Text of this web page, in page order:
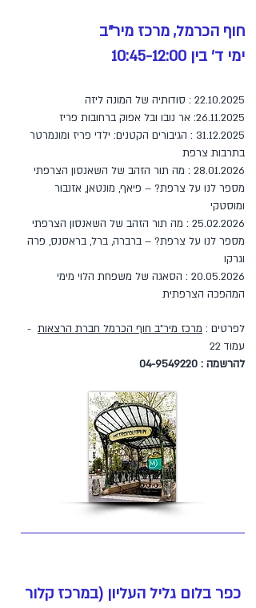
חוף הכרמל, מרכז מיר"ב
ימי ד' בין 10:45-12:00
22.10.2025 : סודותיה של המונה ליזה
26.11.2025: אר נובו ובל אפוק ברחובות פריז
31.12.2025 : הגיבורים הקטנים: ילדי פריז ומונמרטר
בתרבות צרפת
28.01.2026 : מה תור הזהב של השאנסון הצרפתי
מספר לנו על צרפת? – פיאף, מונטאן, אזנבור
ומוסטקי
25.02.2026 : מה תור הזהב של השאנסון הצרפתי
מספר לנו על צרפת? – ברברה, ברל, בראסנס, פרה
וגרקו
20.05.2026 : הסאגה של משפחת הלוי מימי
המהפכה הצרפתית
לפרטים : מרכז מיר"ב חוף הכרמל חברת הרצאות -
עמוד 22
להרשמה : 04-9549220
כפר בלום גליל העליון (במרכז קלור